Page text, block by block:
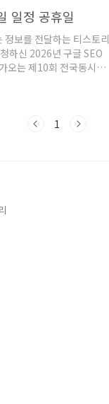
일정 공휴일
정보를 전달하는 티스토리
하신 2026년 구글 SEO
오는 제10회 전국동시지
상세 정보를 정리해 드
일 공휴일 지정 및 법적
규정되어 있습니다.
는 직장인이라면 별도의
쉴 수 있는 권리가 보장
5인 미만 사업장은 유급휴
1